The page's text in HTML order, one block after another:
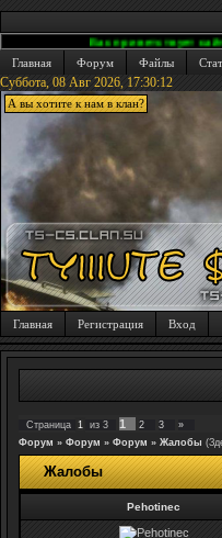
Вас приветствует сайт
Главная
Форум Файлы
Суббота, 08 Авг 2026, 17:30:13
А вы хотите к нам в клан?
Главная Регистрация Вход
Страница 1 из 3 1 2 3
»
Форум » Форум » Форум » Жалобы
Жалобы
Pehotinec